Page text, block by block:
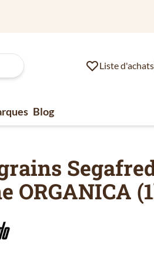
Liste d'achats
Chocolat
Accessoires de café
submenu for Divers
Blog
ORGANICA